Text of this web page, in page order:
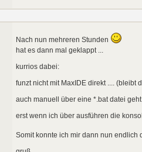
Nach nun mehreren Stunden
hat es dann mal geklappt ...
kurrios dabei:
funzt nicht mit MaxIDE direkt .... (bleibt
auch manuell über eine *.bat datei
erst wenn ich über ausführen die
Somit konnte ich mir dann nun